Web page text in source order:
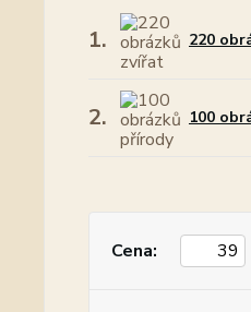
1. 220
2. 100
Cena: